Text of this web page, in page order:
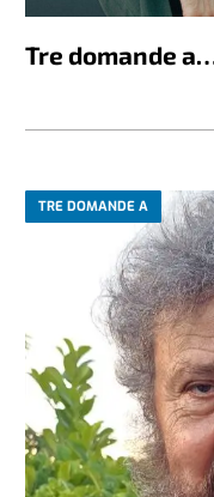
Tre domande
TRE DOMANDE A